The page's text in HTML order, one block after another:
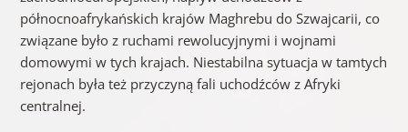
północnoafrykańskich krajów Maghrebu do Szwajcarii, co
związane było z ruchami rewolucyjnymi i wojnami
domowymi w tych krajach. Niestabilna sytuacja w tamtych
rejonach była też przyczyną fali uchodźców z Afryki
centralnej.